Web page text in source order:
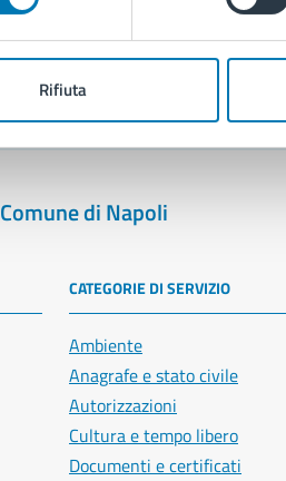
Rifiuta
Segnala disservizio
Comune di Napoli
CATEGORIE DI SERVIZIO
Ambiente
Anagrafe e stato civile
Autorizzazioni
Cultura e tempo libero
Documenti e certificati